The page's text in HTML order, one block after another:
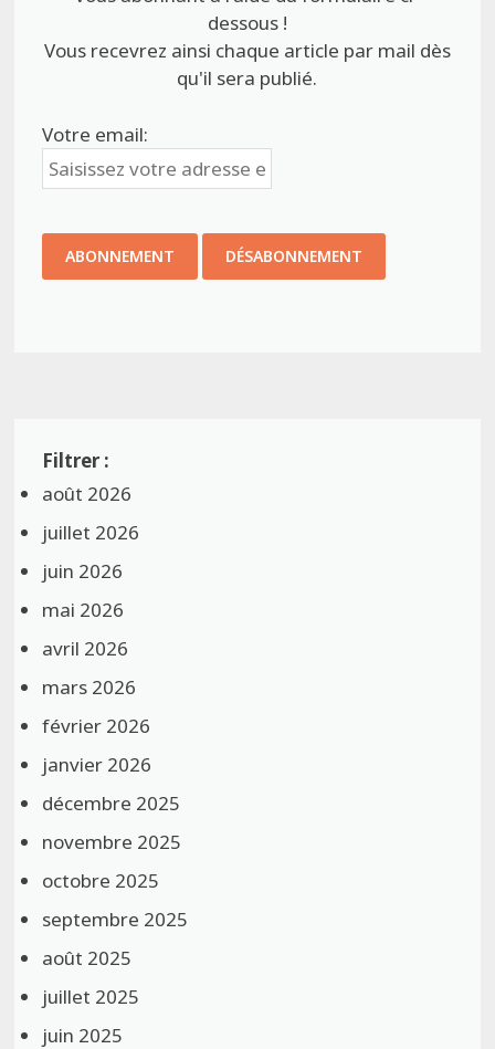
dessous !
Vous recevrez ainsi chaque article par mail dès
qu'il sera publié.
Votre email:
août 2026
juillet 2026
juin 2026
mai 2026
avril 2026
mars 2026
février 2026
janvier 2026
décembre 2025
novembre 2025
octobre 2025
septembre 2025
août 2025
juillet 2025
juin 2025